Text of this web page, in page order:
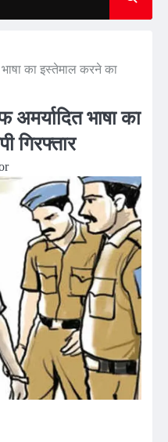
का इस्तेमाल करने का
भाषा का
गिरफ्तार